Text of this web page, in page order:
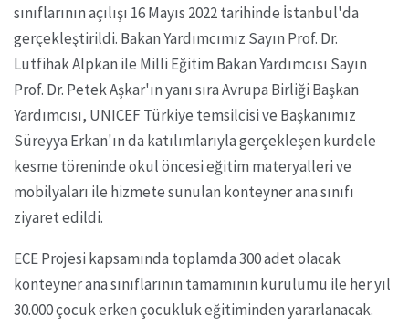
sınıflarının açılışı 16 Mayıs 2022 tarihinde İstanbul'da
gerçekleştirildi. Bakan Yardımcımız Sayın Prof. Dr.
Lutfihak Alpkan ile Milli Eğitim Bakan Yardımcısı Sayın
Prof. Dr. Petek Aşkar'ın yanı sıra Avrupa Birliği Başkan
Yardımcısı, UNICEF Türkiye temsilcisi ve Başkanımız
Süreyya Erkan'ın da katılımlarıyla gerçekleşen kurdele
kesme töreninde okul öncesi eğitim materyalleri ve
mobilyaları ile hizmete sunulan konteyner ana sınıfı
ziyaret edildi.
ECE Projesi kapsamında toplamda 300 adet olacak
konteyner ana sınıflarının tamamının kurulumu ile her yıl
30.000 çocuk erken çocukluk eğitiminden yararlanacak.